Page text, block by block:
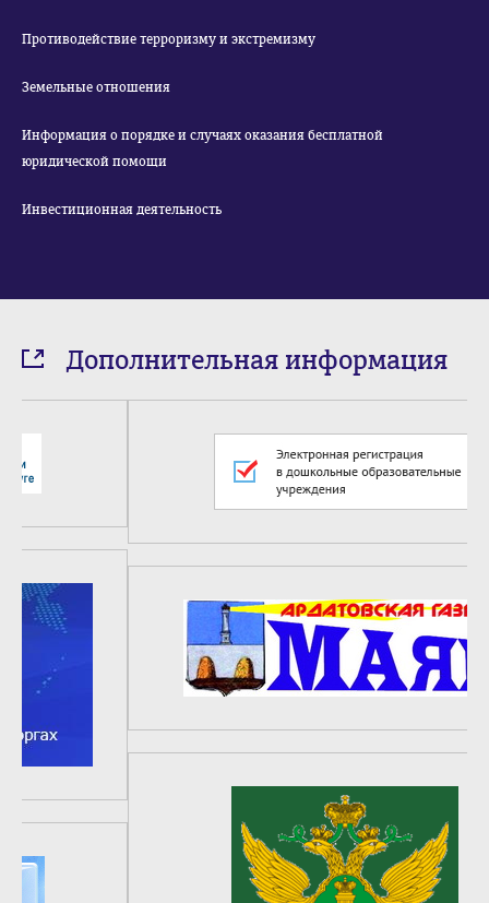
Противодействие терроризму и экстремизму
Земельные отношения
Информация о порядке и случаях оказания бесплатной
юридической помощи
Инвестиционная деятельность
Дополнительная информация